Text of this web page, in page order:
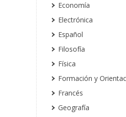
Economía
Electrónica
Español
Filosofía
Física
Formación y
Francés
Geografía